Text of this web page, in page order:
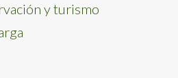
y turismo